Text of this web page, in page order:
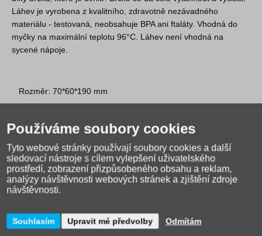
Láhev je vyrobena z kvalitního, zdravotně nezávadného
materiálu - testovaná, neobsahuje BPA ani ftaláty. Vhodná do
myčky na maximální teplotu 96°C. Láhev není vhodná na
sycené nápoje.
Rozměr: 70*60*190 mm
Používáme soubory cookies
Tyto webové stránky používají soubory cookies a další
sledovací nástroje s cílem vylepšení uživatelského
prostředí, zobrazení přizpůsobeného obsahu a reklam,
analýzy návštěvnosti webových stránek a zjištění zdroje
návštěvnosti.
Souhlasím Upravit mé předvolby Odmítám